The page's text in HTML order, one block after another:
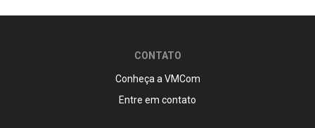
CONTATO
Conheça a VMCom
Entre em contato